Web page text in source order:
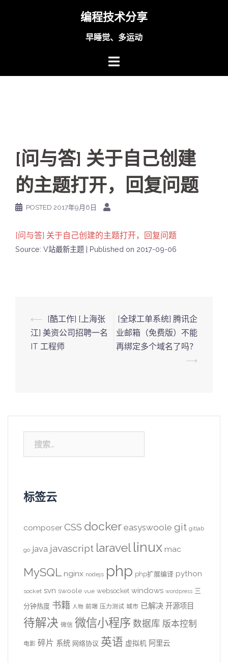
编程技术分享
早睡觉、多运动
[问与答] 关于自己创建
的主题打开，回复问题
POSTED 2017年9月6日
[问与答] 关于自己创建的主题打开，回复问题
Source: V站最新主题 Published on 2017-09-06
Post
navigation
⟵
[酷工作] [上海张
江] 美资公司招聘一名
IT 工程师
[全球工单系统] 腾讯企
业邮箱（免费版）不能
再绑定多个域名了吗？
⟶
索：
标签云
composer CSS docker easyswoole git gitlab
go java javascript laravel linux mac
MySQL nginx nodejs php php扩展编译 python
socket svn swoole vue websocket windows wordpress 三
分钟热度 书籍 人物 前端 压力测试 城市 已解决 开源项目
待解决 微信 微信小程序 数据库 版本控制
电影 碎片 系统 网络协议 英语 虚拟机 阿里云